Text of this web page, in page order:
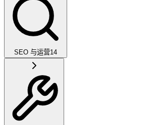
SEO 与运营14